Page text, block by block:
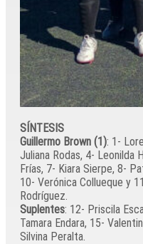
SÍNTESIS
Guillermo Brown (1): 1-
Juliana Rodas, 4- Leonilda
Frías, 7- Kiara Sierpe, 8-
10- Verónica Collueque y
Rodríguez.
Suplentes: 12- Priscila
Tamara Endara, 15-
Silvina Peralta.